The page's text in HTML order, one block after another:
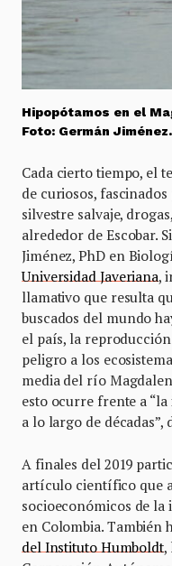
Hipopótamos en el
Foto: Germán Jiménez.
Cada cierto tiempo, el
de curiosos,
silvestre salvaje,
alrededor de Escobar.
Jiménez, PhD en
Universidad Javeriana,
llamativo que resulta
buscados del mundo
el país, la
peligro a los
media del río
esto ocurre frente a
a lo largo de décadas”,
A finales del 2019
artículo científico que
socioeconómicos de
en Colombia. También
del Instituto Humboldt,